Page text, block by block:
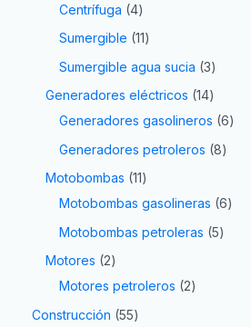
Centrífuga 4
Sumergible 11
Sumergible agua sucia 3
Generadores eléctricos 14
Generadores gasolineros 6
Generadores petroleros 8
Motobombas 11
Motobombas gasolineras 6
Motobombas petroleras 5
Motores
2
Motores petroleros
2
Construcción 55